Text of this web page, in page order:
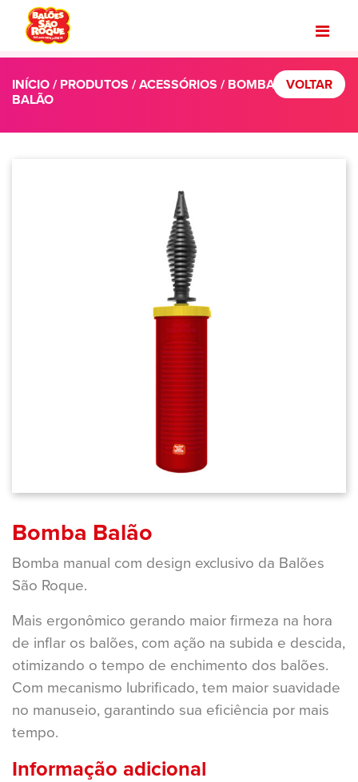
INÍCIO/PRODUTOS /ACESSÓRIOS / BOMBA
BALÃO
VOLTAR
Bomba Balão
Bomba manual com design exclusivo da Balões
São Roque.
Mais ergonômico gerando maior firmeza na hora
de inflar os balões, com ação na subida e descida,
otimizando o tempo de enchimento dos balões.
Com mecanismo lubrificado, tem maior suavidade
no manuseio, garantindo sua eficiência por mais
tempo.
Informação adicional